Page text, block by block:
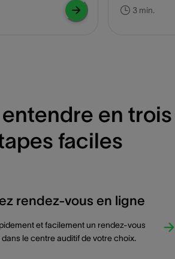
comment les
3 min.
en trois
faciles
rendez-vous en ligne
et facilement un rendez-vous
dans le centre auditif de votre choix.